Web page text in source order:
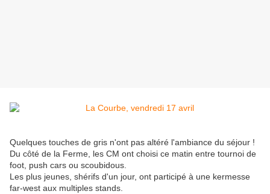
Quelques touches de gris n'ont pas altéré l'ambiance du séjour !
Du côté de la Ferme, les CM ont choisi ce matin entre tournoi de
foot, push cars ou scoubidous.
Les plus jeunes, shérifs d'un jour, ont participé à une kermesse
far-west aux multiples stands.